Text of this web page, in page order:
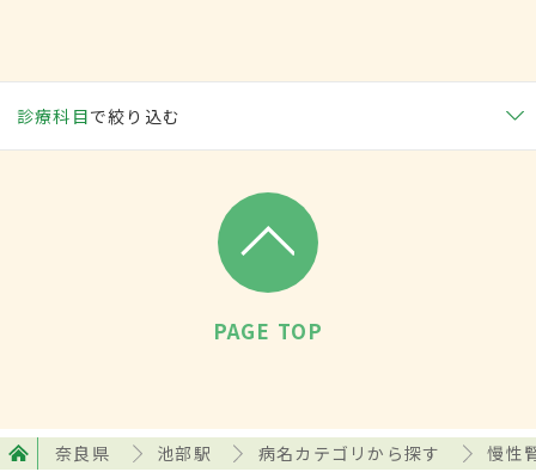
診療科目で絞り込む
PAGE TOP
奈良県 池部駅 病名カテゴリから探す 慢性